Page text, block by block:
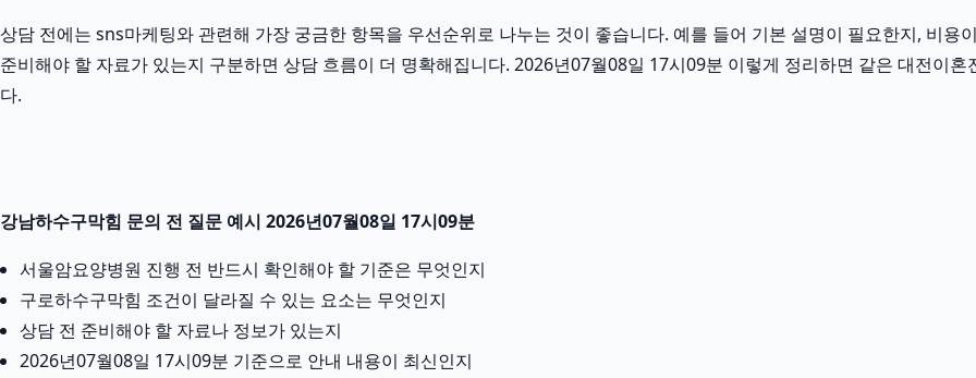
상담 전에는 sns마케팅와 관련해 가장 궁금한 항목을 우선순위로 나누는 것이 좋습니다. 예를 들어 기본 설명이 필요한지, 비
준비해야 할 자료가 있는지 구분하면 상담 흐름이 더 명확해집니다. 2026년07월08일 17시09분 이렇게 정리하면 같은 대전이
다.
강남하수구막힘 문의 전 질문 예시 2026년07월08일 17시09분
서울암요양병원 진행 전 반드시 확인해야 할 기준은 무엇인지
구로하수구막힘 조건이 달라질 수 있는 요소는 무엇인지
상담 전 준비해야 할 자료나 정보가 있는지
2026년07월08일 17시09분 기준으로 안내 내용이 최신인지